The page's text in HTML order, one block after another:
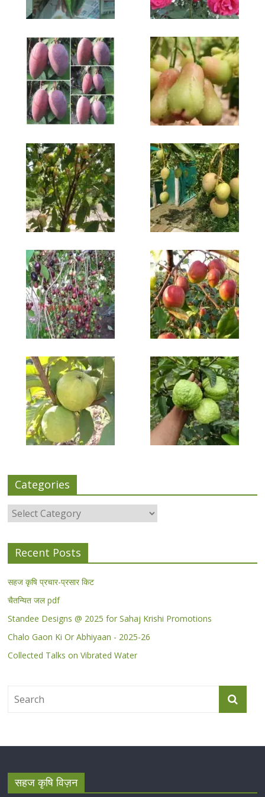
Categories
Categories
Recent Posts
सहज कृषि प्रचार-प्रसार किट
चैतन्यित जल pdf
Standee Designs @ 2025 for Sahaj Krishi Promotions
Chalo Gaon Ki Or Abhiyaan - 2025-26
Collected Talks on Vibrated Water
सहज कृषि विज़न